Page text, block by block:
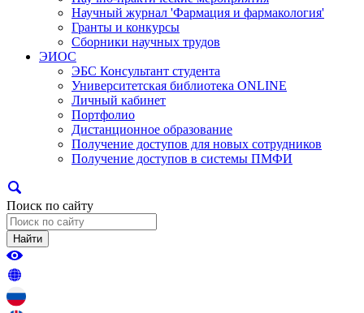
Научный журнал 'Фармация и фармакология'
Гранты и конкурсы
Сборники научных трудов
ЭИОС
ЭБС Консультант студента
Университетская библиотека ONLINE
Личный кабинет
Портфолио
Дистанционное образование
Получение доступов для новых сотрудников
Получение доступов в системы ПМФИ
Поиск по сайту
Найти